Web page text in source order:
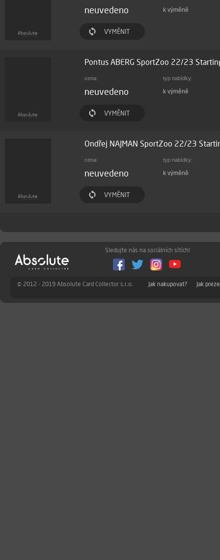
neuvedeno k výměně
VYMĚNIT
Pontus ABERG SportZoo 22/23
cena: typ nabídky:
neuvedeno k výměně
VYMĚNIT
Ondřej NAJMAN SportZoo 22/23
cena: typ nabídky:
neuvedeno k výměně
VYMĚNIT
Sledujte nás na sociálních sítích!
© 2012 - 2019 Absolute Card Collector s.r.o. Jak nakupovat? Jak